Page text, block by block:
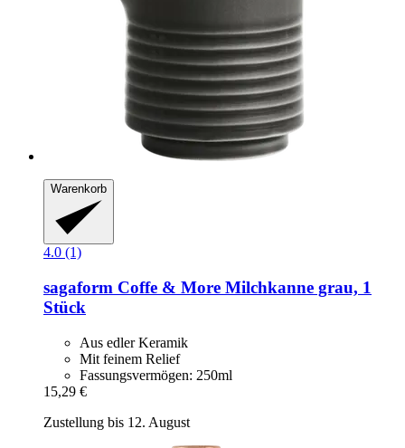
Warenkorb
4.0 (1)
sagaform Coffe & More Milchkanne grau, 1
Stück
Aus edler Keramik
Mit feinem Relief
Fassungsvermögen: 250ml
15,29 €
Zustellung bis 12. August